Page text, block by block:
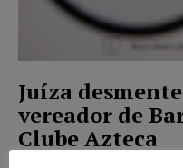
Juíza
vereador de
Clube Azteca